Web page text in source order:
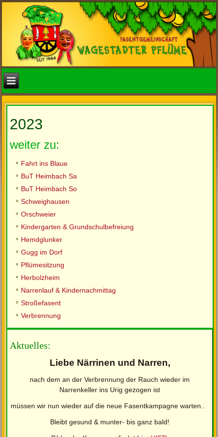
2023
weiter zu:
Fahrt ins Blaue
BuT Heimbach Sa
BuT Heimbach So
Schweighausen
Orschweier
Kindergarten & Grundschulbefreiung
Hemdglunker
Gugg im Dorf
Pflümesitzung
Herbolzheim
Narrenlauf & Kindernachmittag
Stroßefasent
Verbrennung
Aktuelles:
Liebe Närrinen und Narren,
nach dem an der Verbrennung der Rauch wieder im
Narrenkeller ins Urig gezogen ist
müssen wir nun wieder auf die neue Fasentkampagne warten..
Bleibt gesund & munter- bis ganz bald!